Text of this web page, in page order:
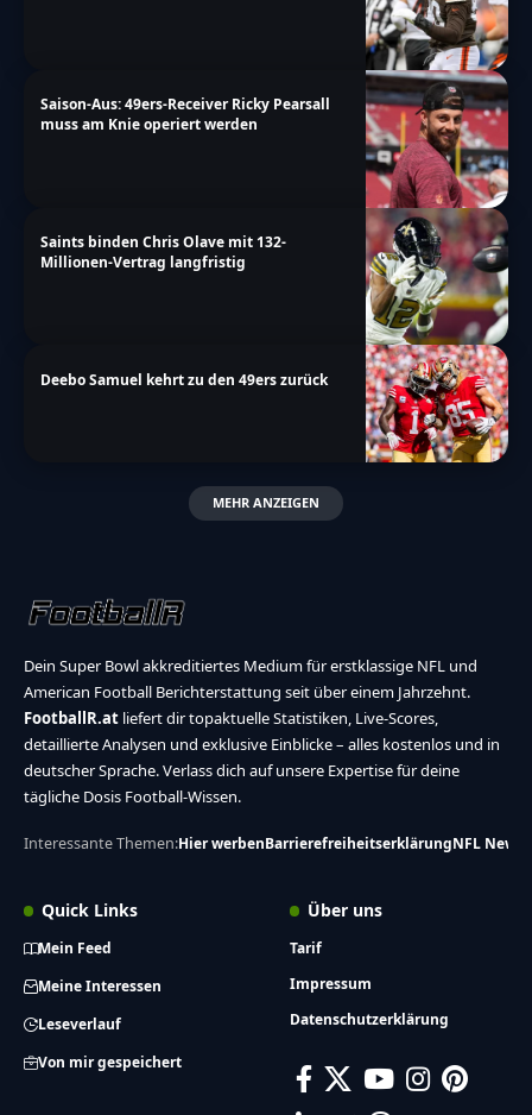
Saison-Aus: 49ers-Receiver Ricky Pearsall
muss am Knie operiert werden
Saints binden Chris Olave mit 132-
Millionen-Vertrag langfristig
Deebo Samuel kehrt zu den 49ers zurück
MEHR ANZEIGEN
Dein Super Bowl akkreditiertes Medium für erstklassige NFL und
American Football Berichterstattung seit über einem Jahrzehnt.
FootballR.at liefert dir topaktuelle Statistiken, Live-Scores,
detaillierte Analysen und exklusive Einblicke – alles kostenlos und in
deutscher Sprache. Verlass dich auf unsere Expertise für deine
tägliche Dosis Football-Wissen.
Interessante Themen:Hier werbenBarrierefreiheitserklärungNFL News
Quick Links
Mein Feed
Meine Interessen
Leseverlauf
Von mir gespeichert
Über uns
Tarif
Impressum
Datenschutzerklärung